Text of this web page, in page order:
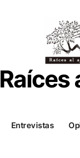
Raíces
Entrevistas